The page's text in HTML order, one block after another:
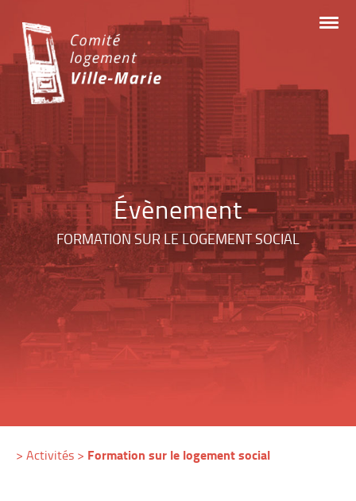
content
Évènement
FORMATION SUR LE LOGEMENT SOCIAL
>Activités > Formation sur le logement social